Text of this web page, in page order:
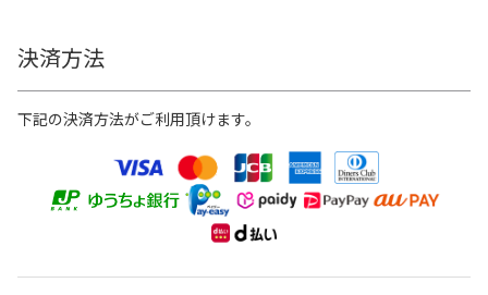
決済方法
下記の決済方法がご利用頂けます。